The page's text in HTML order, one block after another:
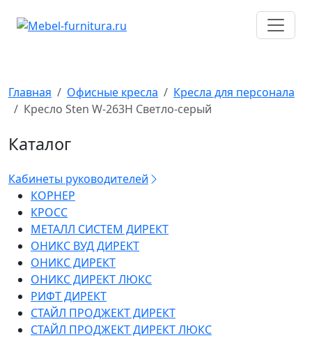
Главная Офисные кресла
Кресла для персонала
Кресло Sten W-263H Светло-серый
Каталог
Кабинеты руководителей
КОРНЕР
КРОСС
МЕТАЛЛ СИСТЕМ ДИРЕКТ
ОНИКС ВУД ДИРЕКТ
ОНИКС ДИРЕКТ
ОНИКС ДИРЕКТ ЛЮКС
РИФТ ДИРЕКТ
СТАЙЛ ПРОДЖЕКТ ДИРЕКТ
СТАЙЛ ПРОДЖЕКТ ДИРЕКТ ЛЮКС